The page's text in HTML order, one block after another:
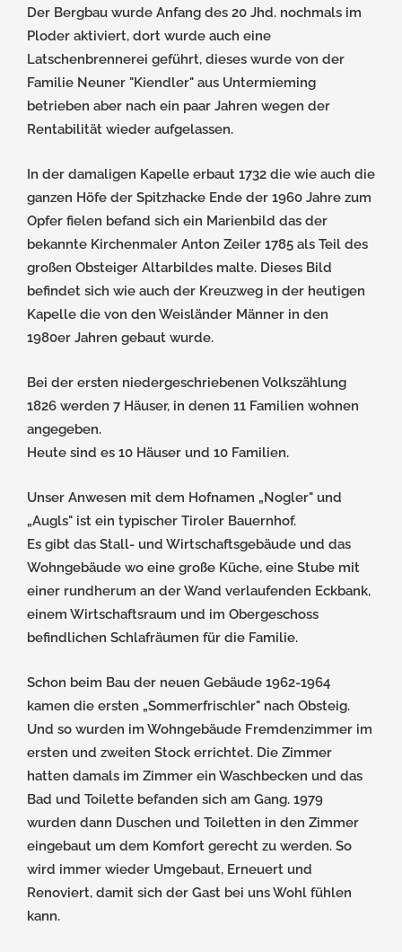
Der Bergbau wurde Anfang des 20 Jhd. nochmals im
Ploder aktiviert, dort wurde auch eine
Latschenbrennerei geführt, dieses wurde von der
Familie Neuner "Kiendler" aus Untermieming
betrieben aber nach ein paar Jahren wegen der
Rentabilität wieder aufgelassen.
In der damaligen Kapelle erbaut 1732 die wie auch die
ganzen Höfe der Spitzhacke Ende der 1960 Jahre zum
Opfer fielen befand sich ein Marienbild das der
bekannte Kirchenmaler Anton Zeiler 1785 als Teil des
großen Obsteiger Altarbildes malte. Dieses Bild
befindet sich wie auch der Kreuzweg in der heutigen
Kapelle die von den Weisländer Männer in den
1980er Jahren gebaut wurde.
Bei der ersten niedergeschriebenen Volkszählung
1826 werden 7 Häuser, in denen 11 Familien wohnen
angegeben.
Heute sind es 10 Häuser und 10 Familien.
Unser Anwesen mit dem Hofnamen „Nogler" und
„Augls" ist ein typischer Tiroler Bauernhof.
Es gibt das Stall- und Wirtschaftsgebäude und das
Wohngebäude wo eine große Küche, eine Stube mit
einer rundherum an der Wand verlaufenden Eckbank,
einem Wirtschaftsraum und im Obergeschoss
befindlichen Schlafräumen für die Familie.
Schon beim Bau der neuen Gebäude 1962-1964
kamen die ersten „Sommerfrischler" nach Obsteig.
Und so wurden im Wohngebäude Fremdenzimmer im
ersten und zweiten Stock errichtet. Die Zimmer
hatten damals im Zimmer ein Waschbecken und das
Bad und Toilette befanden sich am Gang. 1979
wurden dann Duschen und Toiletten in den Zimmer
eingebaut um dem Komfort gerecht zu werden. So
wird immer wieder Umgebaut, Erneuert und
Renoviert, damit sich der Gast bei uns Wohl fühlen
kann.